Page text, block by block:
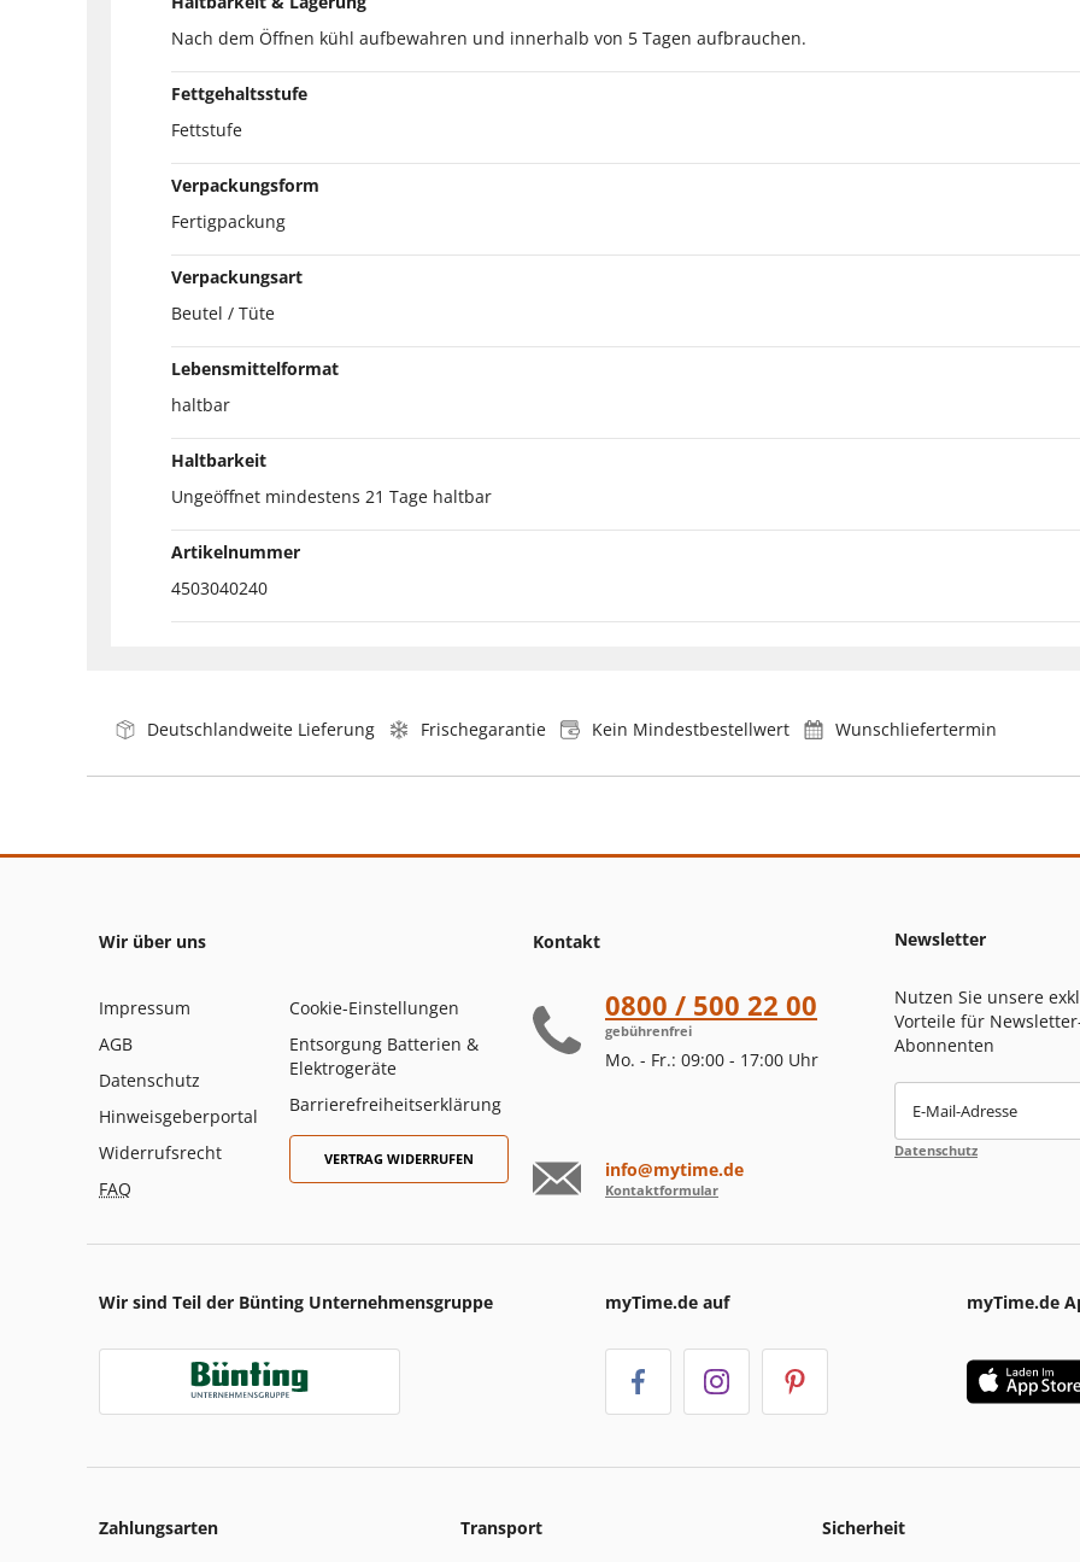
Nach dem Öffnen kühl aufbewahren und innerhalb von 5 Tagen aufbrauchen.
Fettgehaltsstufe
Fettstufe
Verpackungsform
Fertigpackung
Verpackungsart
Beutel / Tüte
Lebensmittelformat
haltbar
Haltbarkeit
Ungeöffnet mindestens 21 Tage haltbar
Artikelnummer
4503040240
Deutschlandweite Lieferung Frischegarantie Kein Mindestbestellwert Wunschliefertermin
Wir über uns
Impressum
AGB
Datenschutz
Hinweisgeberportal
Widerrufsrecht
FAQ
Cookie-Einstellungen
Entsorgung Batterien &
Elektrogeräte
Barrierefreiheitserklärung
VERTRAG WIDERRUFEN
Kontakt
0800 / 500 22 00
gebührenfrei
Mo. - Fr.: 09:00 - 17:00 Uhr
info@mytime.de
Kontaktformular
Newsletter
Nutzen Sie unsere
Vorteile für
Abonnenten
E-Mail-Adresse
Datenschutz
Wir sind Teil der Bünting Unternehmensgruppe myTime.de auf myTime.de
Zahlungsarten Transport Sicherheit